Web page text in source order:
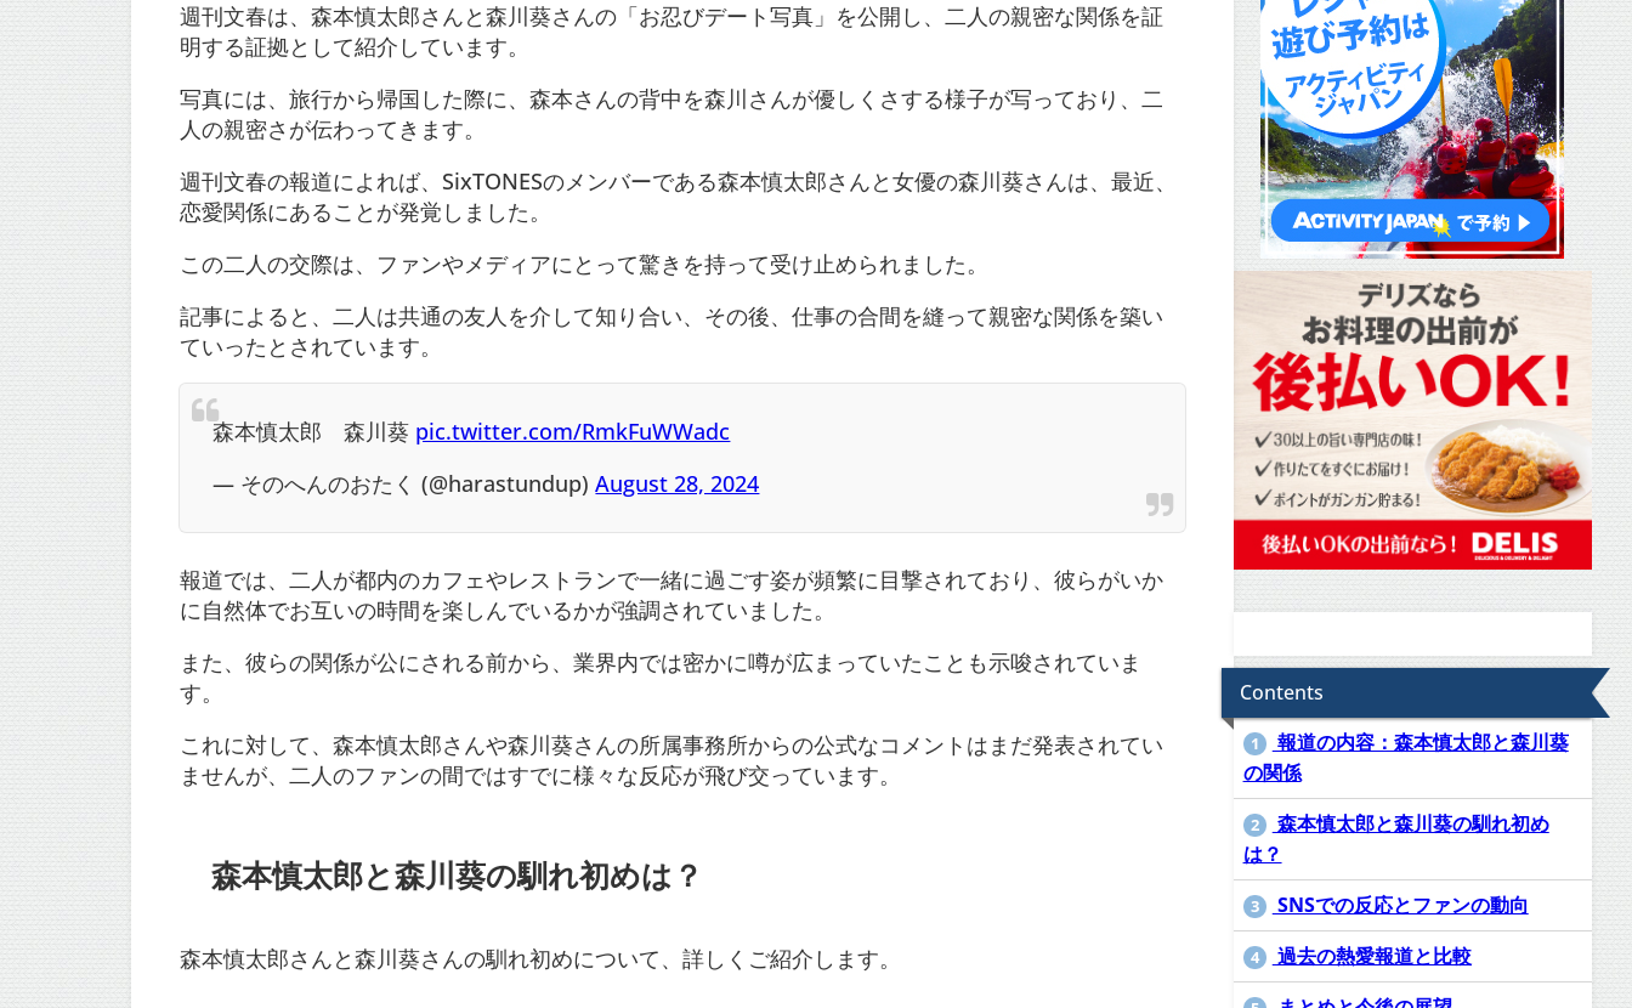
週刊文春は、森本慎太郎さんと森川葵さんの「お忍びデート写真」を公開し、二人の親密な関係を証
明する証拠として紹介しています。
写真には、旅行から帰国した際に、森本さんの背中を森川さんが優しくさする様子が写っており、二
人の親密さが伝わってきます。
週刊文春の報道によれば、SixTONESのメンバーである森本慎太郎さんと女優の森川葵さんは、最近、
恋愛関係にあることが発覚しました。
この二人の交際は、ファンやメディアにとって驚きを持って受け止められました。
記事によると、二人は共通の友人を介して知り合い、その後、仕事の合間を縫って親密な関係を築い
ていったとされています。
森本慎太郎 森川葵 pic.twitter.com/RmkFuWWadc
— そのへんのおたく (@harastundup)August 28, 2024
報道では、二人が都内のカフェやレストランで一緒に過ごす姿が頻繁に目撃されており、彼らがいか
に自然体でお互いの時間を楽しんでいるかが強調されていました。
また、彼らの関係が公にされる前から、業界内では密かに噂が広まっていたことも示唆されていま
す。
これに対して、森本慎太郎さんや森川葵さんの所属事務所からの公式なコメントはまだ発表されてい
ませんが、二人のファンの間ではすでに様々な反応が飛び交っています。
森本慎太郎と森川葵の馴れ初めは？
森本慎太郎さんと森川葵さんの馴れ初めについて、詳しくご紹介します。
Contents
1
報道の内容：森本慎太郎と森川葵
の関係
2
森本慎太郎と森川葵の馴れ初め
は？
3 SNSでの反応とファンの動向
4 過去の熱愛報道と比較